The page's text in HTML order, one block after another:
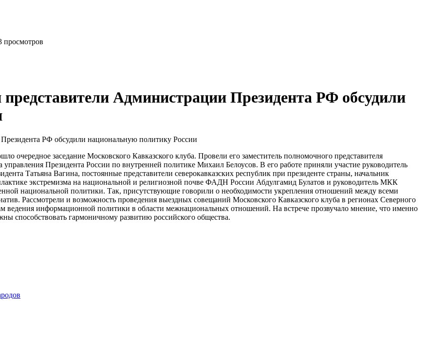
просмотров
Администрации Президента РФ обсудили
заседание Московского Кавказского клуба. Провели его заместитель полномочного представителя
Президента России по внутренней политике Михаил Белоусов. В его работе приняли участие руководитель
Татьяна Вагина, постоянные представители северокавказских республик при президенте страны, начальник
экстремизма на национальной и религиозной почве ФАДН России Абдулгамид Булатов и руководитель МКК
национальной политики. Так, присутствующие говорили о необходимости укрепления отношений между всеми
Рассмотрели и возможность проведения выездных совещаний Московского Кавказского клуба в регионах Северного
ведения информационной политики в области межнациональных отношений. На встрече прозвучало мнение, что именно
способствовать гармоничному развитию российского общества.